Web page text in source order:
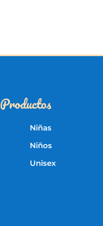
Productos
Niñas
Niños
Unisex